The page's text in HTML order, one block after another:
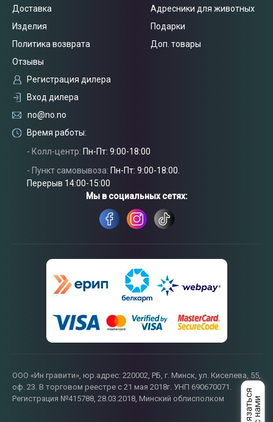
Доставка
Изделия
Политика возврата
Отзывы
Регистрация дилера
Вход дилера
Адресники для животных
Подарки
Доп. товары
no@no.no
Время работы:
- Колл-центр: Пн-Пт: 9:00-18:00
- Пункт самовывоза: Пн-Пт: 9:00-18:00.
Перерыв 14:00-15:00
Мы в социальных сетях:
ООО «Ин гравити», юр.адрес: 220002, РБ, г. Минск, ул. Киселева, 55,
оф. 23. В торговом реестре с 21 мая 2018г. УНП 690670071.
Регистрация №415788, 28.03.2018, Минский облисполком